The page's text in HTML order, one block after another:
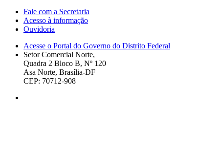
Fale com a Secretaria
Acesso à informação
Ouvidoria
Acesse o Portal do Governo do Distrito Federal
Setor Comercial Norte,
Quadra 2 Bloco B, Nº 120
Asa Norte, Brasília-DF
CEP: 70712-908